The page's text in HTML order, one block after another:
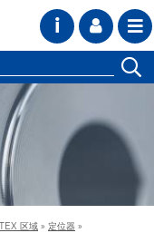
i
区域 » 定位器 »